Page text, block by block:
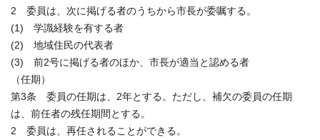
2 委員は、次に掲げる者のうちから市長が委嘱する。
(1) 学識経験を有する者
(2) 地域住民の代表者
(3) 前2号に掲げる者のほか、市長が適当と認める者
（任期）
第3条 委員の任期は、2年とする。ただし、補欠の委員の任期
は、前任者の残任期間とする。
2 委員は、再任されることができる。